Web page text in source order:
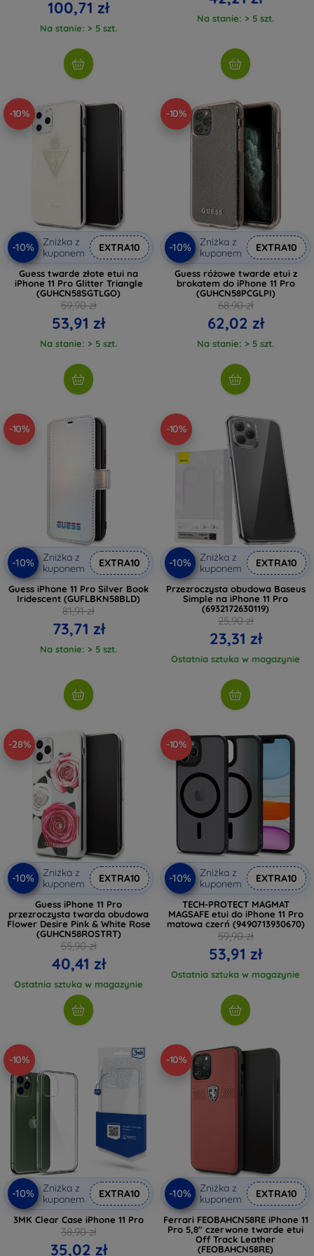
100,71 zł
Na stanie: > 5 szt.
Na stanie: > 5 szt.
-10%
-10%
Zniżka z
kuponem
EXTRA10
Guess twarde złote etui na
iPhone 11 Pro Glitter Triangle
(GUHCN58SGTLGO)
59,90 zł
53,91 zł
Na stanie: > 5 szt.
-10%
-10%
Zniżka z
kuponem
EXTRA10
Guess różowe twarde etui z
brokatem do iPhone 11 Pro
(GUHCN58PCGLPI)
68,90 zł
62,02 zł
Na stanie: > 5 szt.
-10%
-10%
Zniżka z
kuponem
EXTRA10
Guess iPhone 11 Pro Silver Book
Iridescent (GUFLBKN58BLD)
81,91 zł
73,71 zł
Na stanie: > 5 szt.
-10%
-10%
Zniżka z
kuponem
EXTRA10
Przezroczysta obudowa Baseus
Simple na iPhone 11 Pro
(6932172630119)
25,90 zł
23,31 zł
Ostatnia sztuka w magazynie
-28%
-10%
Zniżka z
kuponem
EXTRA10
Guess iPhone 11 Pro
przezroczysta twarda obudowa
Flower Desire Pink & White Rose
(GUHCN58ROSTRT)
55,90 zł
40,41 zł
Ostatnia sztuka w magazynie
-10%
-10%
Zniżka z
kuponem
EXTRA10
TECH-PROTECT MAGMAT
MAGSAFE etui do iPhone 11 Pro
matowa czerń (9490713930670)
59,90 zł
53,91 zł
Ostatnia sztuka w magazynie
-10%
-10%
Zniżka z
kuponem
EXTRA10
3MK Clear Case iPhone 11 Pro
38,90 zł
35,02 zł
-10%
-10%
Zniżka z
kuponem
EXTRA10
Ferrari FEOBAHCN58RE iPhone 11
Pro 5,8" czerwone twarde etui
Off Track Leather
(FEOBAHCN58RE)